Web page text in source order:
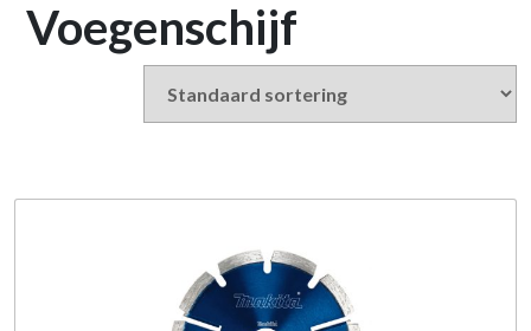
Voegenschijf